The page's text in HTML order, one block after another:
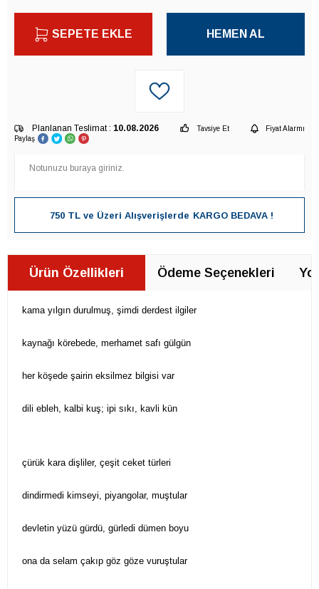
SEPETE EKLE HEMEN AL
Planlanan Teslimat : 10.08.2026 Tavsiye Et
Fiyat Alarmı
Paylaş
750 TL ve Üzeri Alışverişlerde KARGO BEDAVA !
Ürün Özellikleri Ödeme Seçenekleri
kama yılgın durulmuş, şimdi derdest ilgiler
kaynağı körebede, merhamet safı gülgün
her köşede şairin eksilmez bilgisi var
dili ebleh, kalbi kuş; ipi sıkı, kavli kün
çürük kara dişliler, çeşit ceket türleri
dindirmedi kimseyi, piyangolar, muştular
devletin yüzü gürdü, gürledi dümen boyu
ona da selam çakıp göz göze vuruştular